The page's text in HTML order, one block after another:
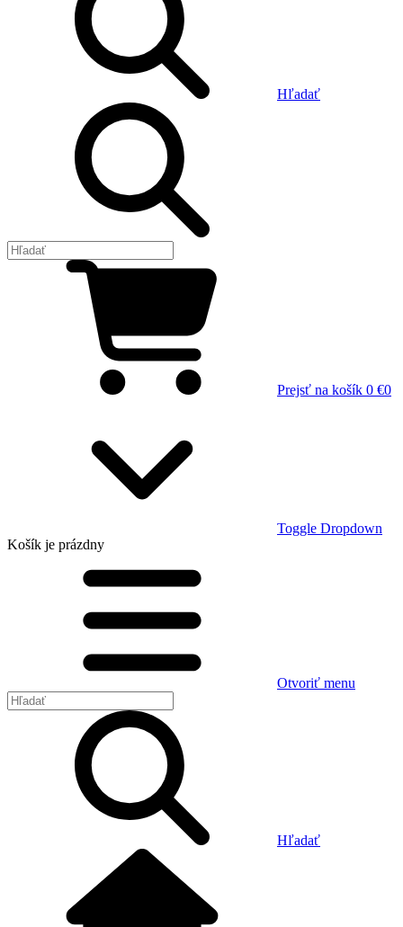
Hľadať
Prejsť na košík 0 €0
Toggle Dropdown
Košík je prázdny
Otvoriť menu
Hľadať